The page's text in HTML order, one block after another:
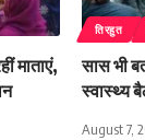
माताएं,
तिरहुत
सास भी
स्वास्थ्य
August 7,